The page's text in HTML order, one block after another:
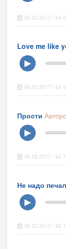
06.02.2017 6
Love me like
▶
06.02.2017 9
Прости
▶
06.02.2017 7
Не надо
▶
06.02.2017